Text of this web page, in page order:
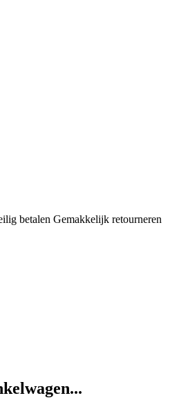
betalen Gemakkelijk retourneren